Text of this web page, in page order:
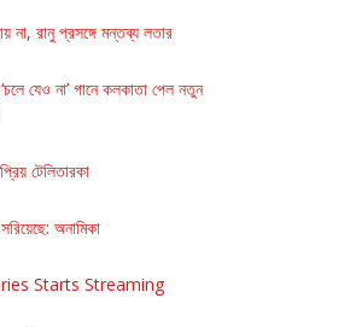
না, রানু প্রসঙ্গে মন্তব্য লতার
যেও না’ গানে কলকাতা পেল নতুন
টেলিতারকা
অনামিকা
Starts Streaming